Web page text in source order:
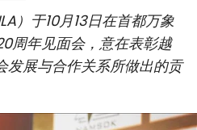
）于10月13日在首都万象
周年见面会，意在表彰越
发展与合作关系所做出的贡